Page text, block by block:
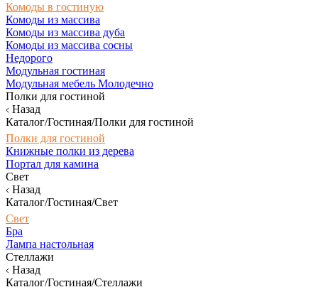
Комоды в гостиную
Комоды из массива
Комоды из массива дуба
Комоды из массива сосны
Недорого
Модульная гостиная
Модульная мебель Молодечно
Полки для гостиной
Назад
Каталог/Гостиная/Полки для гостиной
Полки для гостиной
Книжные полки из дерева
Портал для камина
Свет
Назад
Каталог/Гостиная/Свет
Свет
Бра
Лампа настольная
Стеллажи
Назад
Каталог/Гостиная/Стеллажи